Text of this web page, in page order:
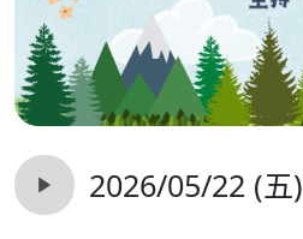
2026/05/22 (五)